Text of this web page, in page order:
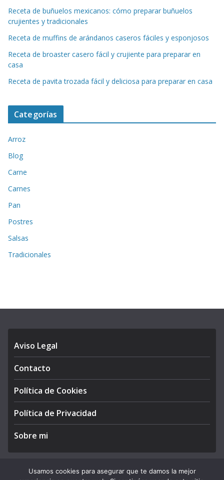
Receta de buñuelos mexicanos: cómo preparar buñuelos
crujientes y tradicionales
Receta de muffins de arándanos caseros fáciles y esponjosos
Receta de broaster casero fácil y crujiente para preparar en
casa
Receta de pavita trozada fácil y deliciosa para preparar en casa
Categorías
Arroz
Blog
Carne
Carnes
Pan
Postres
Salsas
Tradicionales
Aviso Legal
Contacto
Política de Cookies
Política de Privacidad
Sobre mi
Usamos cookies para asegurar que te damos la mejor